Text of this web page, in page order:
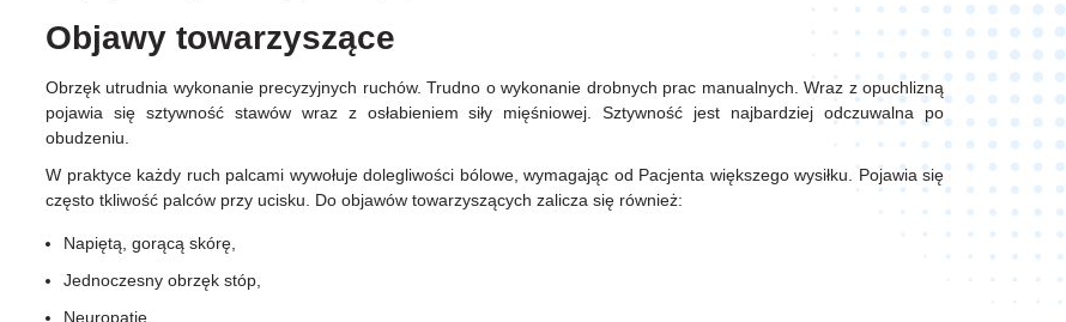
Objawy towarzyszące
Obrzęk utrudnia wykonanie precyzyjnych ruchów. Trudno o wykonanie drobnych prac manualnych. Wraz z opuchlizną
pojawia się sztywność stawów wraz z osłabieniem siły mięśniowej. Sztywność jest najbardziej odczuwalna po
obudzeniu.
W praktyce każdy ruch palcami wywołuje dolegliwości bólowe, wymagając od Pacjenta większego wysiłku. Pojawia się
często tkliwość palców przy ucisku. Do objawów towarzyszących zalicza się również:
Napiętą, gorącą skórę,
Jednoczesny obrzęk stóp,
Neuropatię,